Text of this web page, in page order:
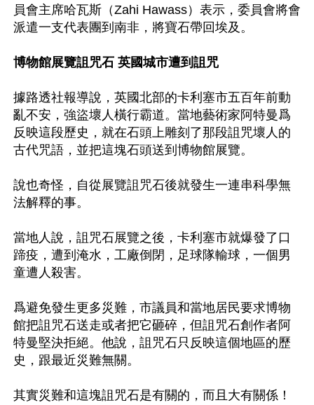
員會主席哈瓦斯（Zahi Hawass）表示，委員會將會
派遣一支代表團到南非，將寶石帶回埃及。
博物館展覽詛咒石 英國城市遭到詛咒
據路透社報導說，英國北部的卡利塞市五百年前動
亂不安，強盜壞人橫行霸道。當地藝術家阿特曼爲
反映這段歷史，就在石頭上雕刻了那段詛咒壞人的
古代咒語，並把這塊石頭送到博物館展覽。
說也奇怪，自從展覽詛咒石後就發生一連串科學無
法解釋的事。
當地人說，詛咒石展覽之後，卡利塞市就爆發了口
蹄疫，遭到淹水，工廠倒閉，足球隊輸球，一個男
童遭人殺害。
爲避免發生更多災難，市議員和當地居民要求博物
館把詛咒石送走或者把它砸碎，但詛咒石創作者阿
特曼堅決拒絕。他說，詛咒石只反映這個地區的歷
史，跟最近災難無關。
其實災難和這塊詛咒石是有關的，而且大有關係！